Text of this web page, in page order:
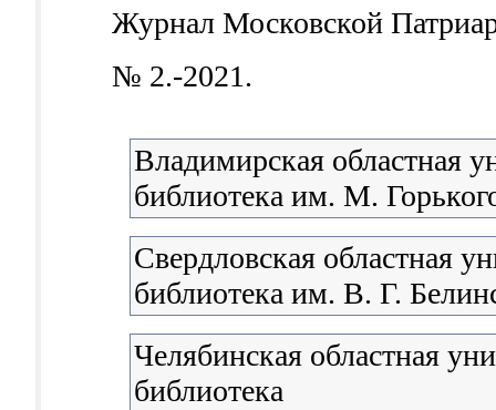
Журнал Московской
№ 2.-2021.
Владимирская областная
библиотека им. М.
Свердловская областная
библиотека им. В. Г.
Челябинская областная
библиотека